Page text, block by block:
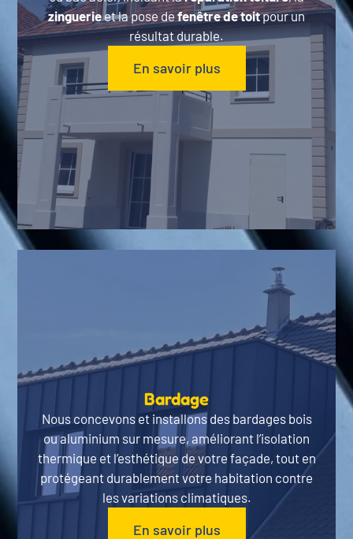
zinguerieet la pose defenêtre de toitpour un
résultat durable.
En savoir plus
Bardage
Nous concevons et installons des bardages bois
ou aluminium sur mesure, améliorant l’isolation
thermique et l’esthétique de votre façade, tout en
protégeant durablement votre habitation contre
les variations climatiques.
En savoir plus